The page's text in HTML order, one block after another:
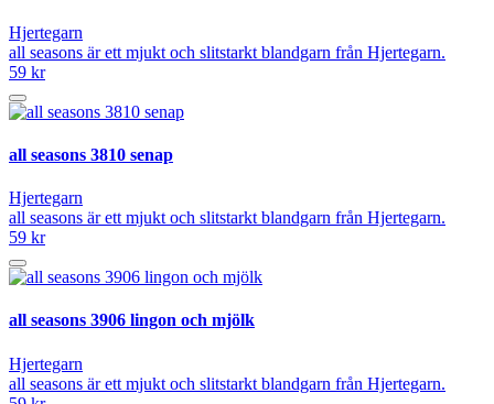
Hjertegarn
all seasons är ett mjukt och slitstarkt blandgarn från Hjertegarn.
59 kr
all seasons 3810 senap
Hjertegarn
all seasons är ett mjukt och slitstarkt blandgarn från Hjertegarn.
59 kr
all seasons 3906 lingon och mjölk
Hjertegarn
all seasons är ett mjukt och slitstarkt blandgarn från Hjertegarn.